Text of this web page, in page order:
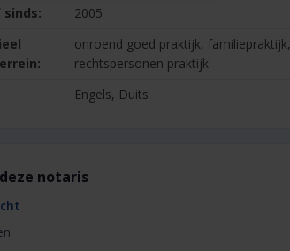
2005
onroend goed praktijk, familiepraktijk,
rechtspersonen praktijk
Engels, Duits
notaris